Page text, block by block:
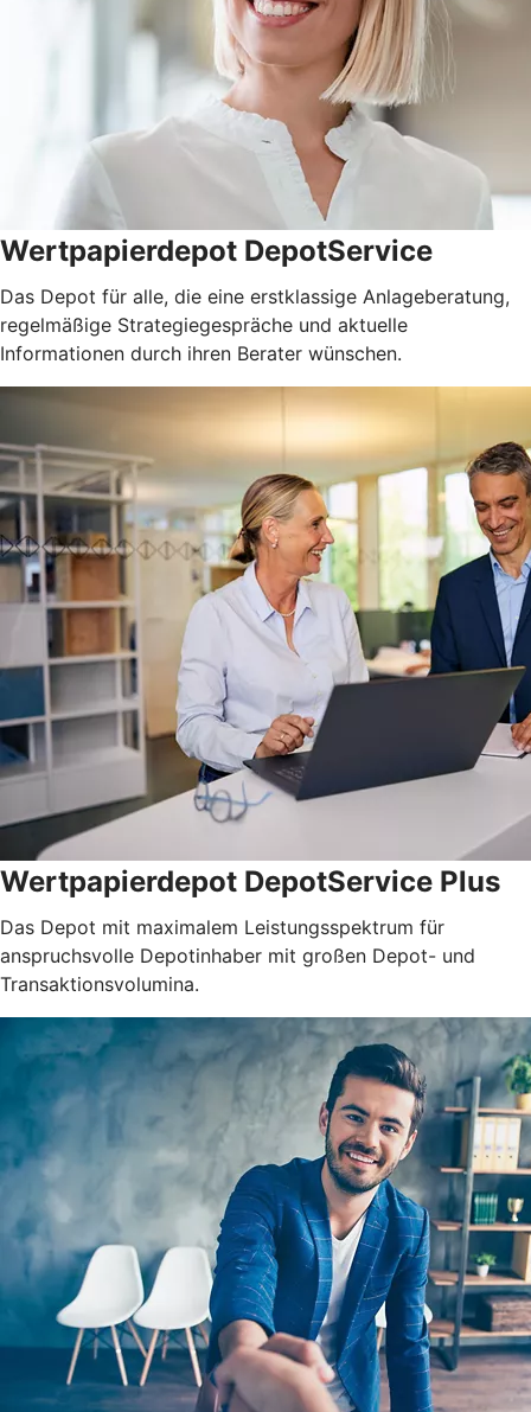
Wertpapierdepot DepotService
Das Depot für alle, die eine erstklassige Anlageberatung,
regelmäßige Strategiegespräche und aktuelle
Informationen durch ihren Berater wünschen.
Wertpapierdepot DepotService Plus
Das Depot mit maximalem Leistungsspektrum für
anspruchsvolle Depotinhaber mit großen Depot- und
Transaktionsvolumina.